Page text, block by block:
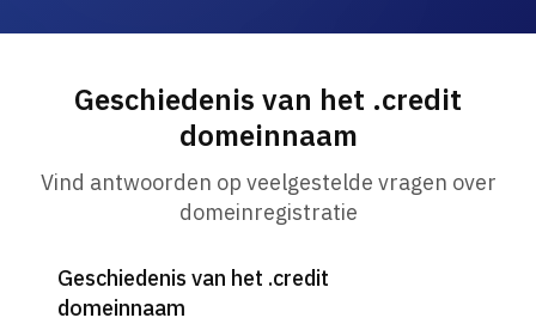
Geschiedenis van het .credit
domeinnaam
Vind antwoorden op veelgestelde vragen over
domeinregistratie
Geschiedenis van het .credit
domeinnaam